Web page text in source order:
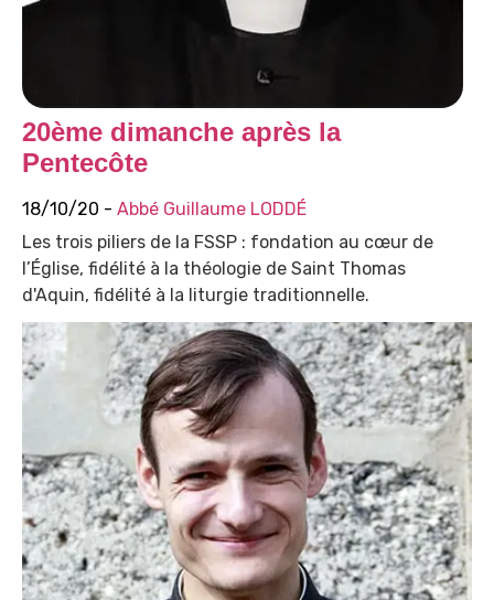
20ème dimanche après la
Pentecôte
18/10/20 - Abbé Guillaume LODDÉ
Les trois piliers de la FSSP : fondation au cœur de
l’Église, fidélité à la théologie de Saint Thomas
d'Aquin, fidélité à la liturgie traditionnelle.